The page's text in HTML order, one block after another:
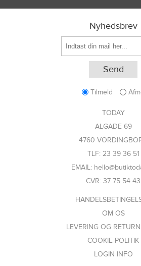
Nyhedsbrev
Tilmeld
TODAY
ALGADE 69
4760
TLF: 23 39 36 51
EMAIL:
CVR: 37 75 54 43
OM OS
LEVERING OG
COOKIE-POLITIK
LOGIN INFO